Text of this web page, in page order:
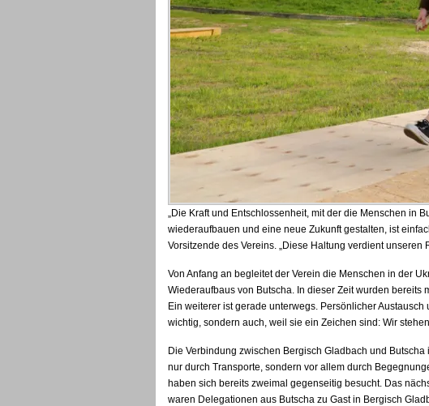
„Die Kraft und Entschlossenheit, mit der die Menschen in
wiederaufbauen und eine neue Zukunft gestalten, ist
Vorsitzende des Vereins. „Diese Haltung verdient unseren
Von Anfang an begleitet der Verein die Menschen in der
Wiederaufbaus von Butscha. In dieser Zeit wurden bereits
Ein weiterer ist gerade unterwegs. Persönlicher
wichtig, sondern auch, weil sie ein Zeichen sind: Wir
Die Verbindung zwischen Bergisch Gladbach und
nur durch Transporte, sondern vor allem durch
haben sich bereits zweimal gegenseitig besucht. Das
waren Delegationen aus Butscha zu Gast in Bergisch